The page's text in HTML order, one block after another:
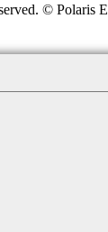
© Polaris